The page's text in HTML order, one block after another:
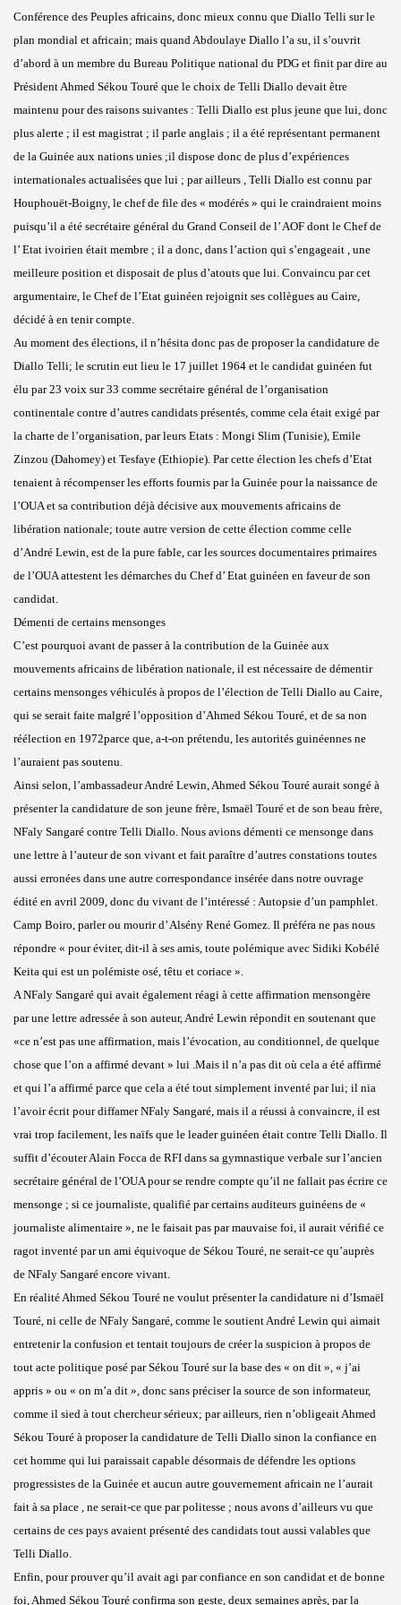
Conférence des Peuples africains, donc mieux connu que Diallo Telli sur le
plan mondial et africain; mais quand Abdoulaye Diallo l’a su, il s’ouvrit
d’abord à un membre du Bureau Politique national du PDG et finit par dire au
Président Ahmed Sékou Touré que le choix de Telli Diallo devait être
maintenu pour des raisons suivantes : Telli Diallo est plus jeune que lui, donc
plus alerte ; il est magistrat ; il parle anglais ; il a été représentant permanent
de la Guinée aux nations unies ;il dispose donc de plus d’expériences
internationales actualisées que lui ; par ailleurs , Telli Diallo est connu par
Houphouët-Boigny, le chef de file des « modérés » qui le craindraient moins
puisqu’il a été secrétaire général du Grand Conseil de l’ AOF dont le Chef de
l’ Etat ivoirien était membre ; il a donc, dans l’action qui s’engageait , une
meilleure position et disposait de plus d’atouts que lui. Convaincu par cet
argumentaire, le Chef de l’Etat guinéen rejoignit ses collègues au Caire,
décidé à en tenir compte.
Au moment des élections, il n’hésita donc pas de proposer la candidature de
Diallo Telli; le scrutin eut lieu le 17 juillet 1964 et le candidat guinéen fut
élu par 23 voix sur 33 comme secrétaire général de l’organisation
continentale contre d’autres candidats présentés, comme cela était exigé par
la charte de l’organisation, par leurs Etats : Mongi Slim (Tunisie), Emile
Zinzou (Dahomey) et Tesfaye (Ethiopie). Par cette élection les chefs d’Etat
tenaient à récompenser les efforts fournis par la Guinée pour la naissance de
l’OUA et sa contribution déjà décisive aux mouvements africains de
libération nationale; toute autre version de cette élection comme celle
d’André Lewin, est de la pure fable, car les sources documentaires primaires
de l’OUA attestent les démarches du Chef d’ Etat guinéen en faveur de son
candidat.
Démenti de certains mensonges
C’est pourquoi avant de passer à la contribution de la Guinée aux
mouvements africains de libération nationale, il est nécessaire de démentir
certains mensonges véhiculés à propos de l’élection de Telli Diallo au Caire,
qui se serait faite malgré l’opposition d’Ahmed Sékou Touré, et de sa non
réélection en 1972parce que, a-t-on prétendu, les autorités guinéennes ne
l’auraient pas soutenu.
Ainsi selon, l’ambassadeur André Lewin, Ahmed Sékou Touré aurait songé à
présenter la candidature de son jeune frère, Ismaël Touré et de son beau frère,
NFaly Sangaré contre Telli Diallo. Nous avions démenti ce mensonge dans
une lettre à l’auteur de son vivant et fait paraître d’autres constations toutes
aussi erronées dans une autre correspondance insérée dans notre ouvrage
édité en avril 2009, donc du vivant de l’intéressé : Autopsie d’un pamphlet.
Camp Boiro, parler ou mourir d’ Alsény René Gomez. Il préféra ne pas nous
répondre « pour éviter, dit-il à ses amis, toute polémique avec Sidiki Kobélé
Keita qui est un polémiste osé, têtu et coriace ».
A NFaly Sangaré qui avait également réagi à cette affirmation mensongère
par une lettre adressée à son auteur, André Lewin répondit en soutenant que
«ce n’est pas une affirmation, mais l’évocation, au conditionnel, de quelque
chose que l’on a affirmé devant » lui .Mais il n’a pas dit où cela a été affirmé
et qui l’a affirmé parce que cela a été tout simplement inventé par lui; il nia
l’avoir écrit pour diffamer NFaly Sangaré, mais il a réussi à convaincre, il est
vrai trop facilement, les naïfs que le leader guinéen était contre Telli Diallo. Il
suffit d’écouter Alain Focca de RFI dans sa gymnastique verbale sur l’ancien
secrétaire général de l’OUA pour se rendre compte qu’il ne fallait pas écrire ce
mensonge ; si ce journaliste, qualifié par certains auditeurs guinéens de «
journaliste alimentaire », ne le faisait pas par mauvaise foi, il aurait vérifié ce
ragot inventé par un ami équivoque de Sékou Touré, ne serait-ce qu’auprès
de NFaly Sangaré encore vivant.
En réalité Ahmed Sékou Touré ne voulut présenter la candidature ni d’Ismaël
Touré, ni celle de NFaly Sangaré, comme le soutient André Lewin qui aimait
entretenir la confusion et tentait toujours de créer la suspicion à propos de
tout acte politique posé par Sékou Touré sur la base des « on dit », « j’ai
appris » ou « on m’a dit », donc sans préciser la source de son informateur,
comme il sied à tout chercheur sérieux; par ailleurs, rien n’obligeait Ahmed
Sékou Touré à proposer la candidature de Telli Diallo sinon la confiance en
cet homme qui lui paraissait capable désormais de défendre les options
progressistes de la Guinée et aucun autre gouvernement africain ne l’aurait
fait à sa place , ne serait-ce que par politesse ; nous avons d’ailleurs vu que
certains de ces pays avaient présenté des candidats tout aussi valables que
Telli Diallo.
Enfin, pour prouver qu’il avait agi par confiance en son candidat et de bonne
foi, Ahmed Sékou Touré confirma son geste, deux semaines après, par la